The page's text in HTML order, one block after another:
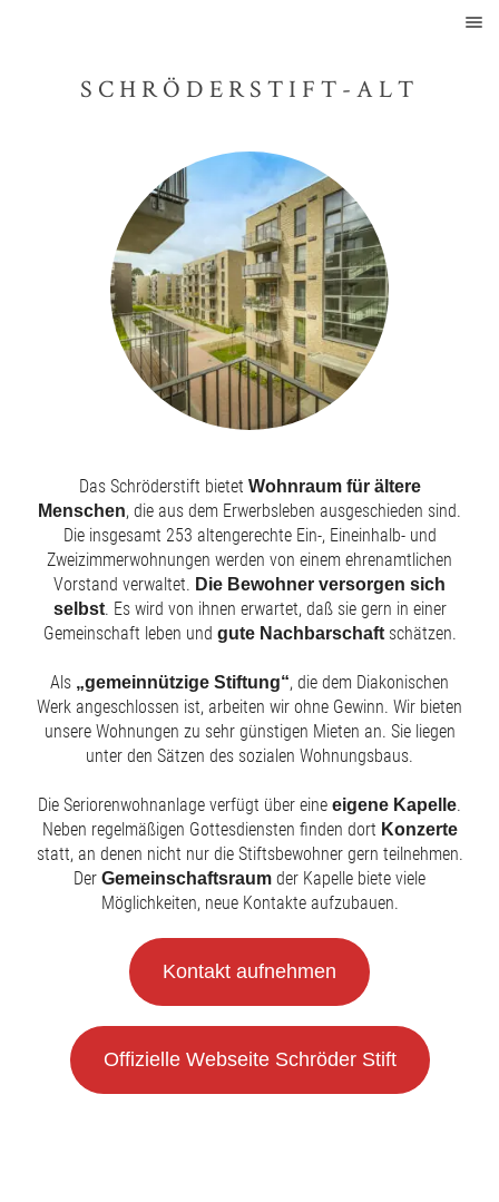
SCHRÖDERSTIFT-ALT
Das Schröderstift bietet Wohnraum für ältere
Menschen, die aus dem Erwerbsleben ausgeschieden sind.
Die insgesamt 253 altengerechte Ein-, Eineinhalb- und
Zweizimmerwohnungen werden von einem ehrenamtlichen
Vorstand verwaltet. Die Bewohner versorgen sich
selbst. Es wird von ihnen erwartet, daß sie gern in einer
Gemeinschaft leben und gute Nachbarschaftschätzen.
Als „gemeinnützige Stiftung“, die dem Diakonischen
Werk angeschlossen ist, arbeiten wir ohne Gewinn. Wir bieten
unsere Wohnungen zu sehr günstigen Mieten an. Sie liegen
unter den Sätzen des sozialen Wohnungsbaus.
Die Seriorenwohnanlage verfügt über eine eigene Kapelle.
Neben regelmäßigen Gottesdiensten finden dort Konzerte
statt, an denen nicht nur die Stiftsbewohner gern teilnehmen.
Der Gemeinschaftsraum der Kapelle biete viele
Möglichkeiten, neue Kontakte aufzubauen.
Kontakt aufnehmen
Offizielle Webseite Schröder Stift